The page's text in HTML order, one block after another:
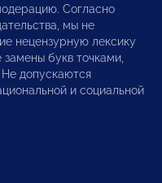
Согласно
мы не
нецензурную лексику
букв точками,
допускаются
и социальной